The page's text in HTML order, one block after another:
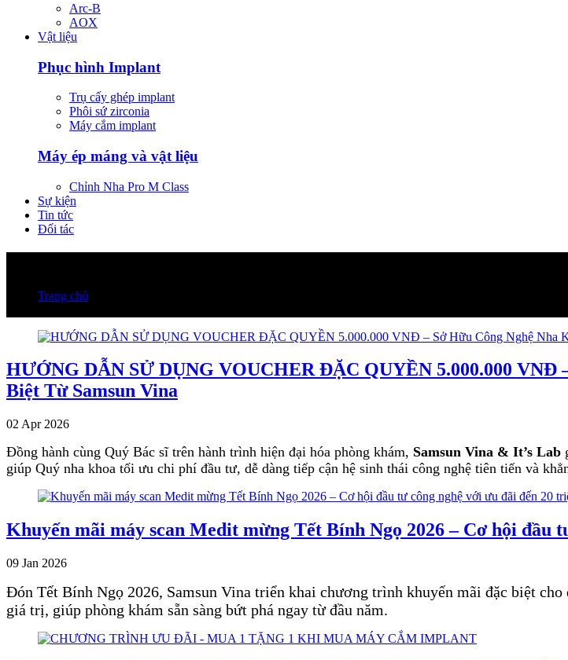
Arc-B
AOX
Vật liệu
Phục hình Implant
Trụ cấy ghép implant
Phôi sứ zirconia
Máy cắm implant
Máy ép máng và vật liệu
Chỉnh Nha Pro M Class
Sự kiện
Tin tức
Đối tác
Trang chủ
HƯỚNG DẪN SỬ DỤNG VOUCHER ĐẶC QUYỀN 5.000.000 VNĐ
Biệt Từ Samsun Vina
02 Apr 2026
Đồng hành cùng Quý Bác sĩ trên hành trình hiện đại hóa phòng khám, Samsun Vina & It’s Lab
giúp Quý nha khoa tối ưu chi phí đầu tư, dễ dàng tiếp cận hệ sinh thái công nghệ tiên tiến và
Khuyến mãi máy scan Medit mừng Tết Bính Ngọ 2026 – Cơ hội đầu
09 Jan 2026
Đón Tết Bính Ngọ 2026, Samsun Vina triển khai chương trình khuyến mãi đặc biệt
giá trị, giúp phòng khám sẵn sàng bứt phá ngay từ đầu năm.